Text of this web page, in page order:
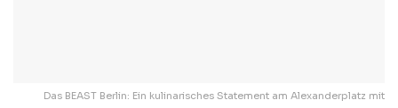
Das BEAST Berlin: Ein kulinarisches Statement am Alexanderplatz mit